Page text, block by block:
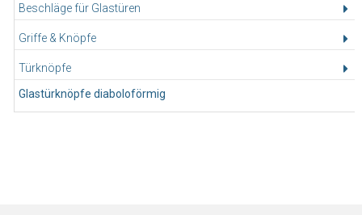
Beschläge für Glastüren
Griffe & Knöpfe
Türknöpfe
Glastürknöpfe diaboloförmig